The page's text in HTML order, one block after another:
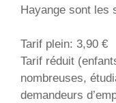
Hayange sont les
Tarif plein: 3,90 €
Tarif réduit
nombreuses,
demandeurs